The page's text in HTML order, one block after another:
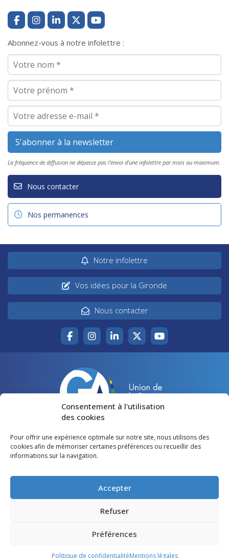
Consentement à l'utilisation
des cookies
Pour offrir une expérience optimale sur notre site, nous utilisons des
cookies afin de mémoriser certaines préférences ou recueillir des
informations sur la navigation.
Accepter
Refuser
Préférences
Politique de confidentialitéMentions légales
Abonnez-vous à notre infolettre :
La fréquence de diffusion ne dépasse pas l'envoi d'une infolettre par mois au maximum.
Nous contacter
Nos permanences
Notre infolettre
Vos idées pour la Gironde
Nous contacter
Accueil
Votre canton
Lire et voir
Agir pour la Gironde
Restons en contact
Mentions légales